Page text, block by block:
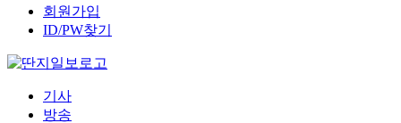
회원가입
ID/PW찾기
기사
방송